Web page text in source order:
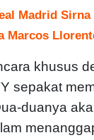
Madrid
Marcos
khusus
sepakat
duanya